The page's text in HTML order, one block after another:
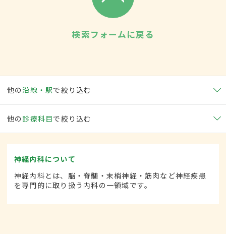
検索フォームに戻る
他の沿線・駅で絞り込む
他の 診療科目で絞り込む
神経内科について
神経内科とは、脳・脊髄・末梢神経・筋肉など神経疾患
を専門的に取り扱う内科の一領域です。